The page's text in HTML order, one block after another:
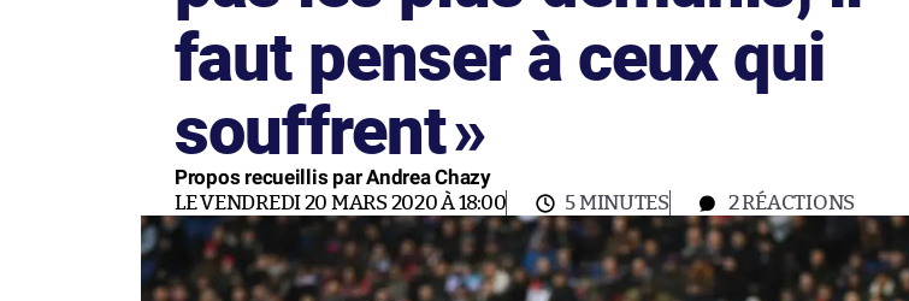
faut penser à ceux qui
souffrent»
Propos recueillis par Andrea Chazy
LE VENDREDI 20 MARS 2020 À 18:00 5 MINUTES 2RÉACTIONS